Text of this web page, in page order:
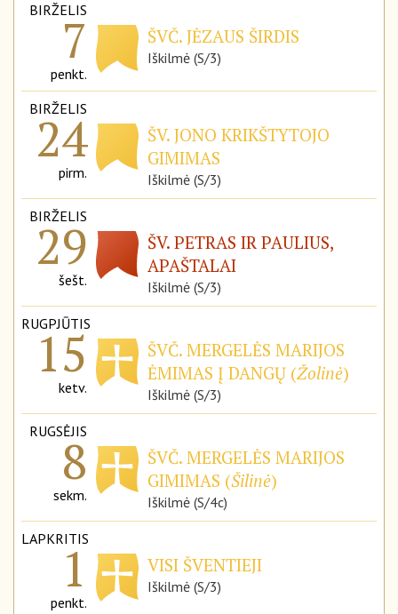
BIRŽELIS
7
penkt.
ŠVČ. JĖZAUS ŠIRDIS
Iškilmė (S/3)
BIRŽELIS
24
pirm.
ŠV. JONO KRIKŠTYTOJO
GIMIMAS
Iškilmė (S/3)
BIRŽELIS
29
šešt.
ŠV. PETRAS IR PAULIUS,
APAŠTALAI
Iškilmė (S/3)
RUGPJŪTIS
15
ketv.
ŠVČ. MERGELĖS MARIJOS
ĖMIMAS Į DANGŲ (Žolinė)
Iškilmė (S/3)
RUGSĖJIS
8
sekm.
ŠVČ. MERGELĖS MARIJOS
GIMIMAS (Šilinė)
Iškilmė (S/4c)
LAPKRITIS
1
penkt.
VISI ŠVENTIEJI
Iškilmė (S/3)